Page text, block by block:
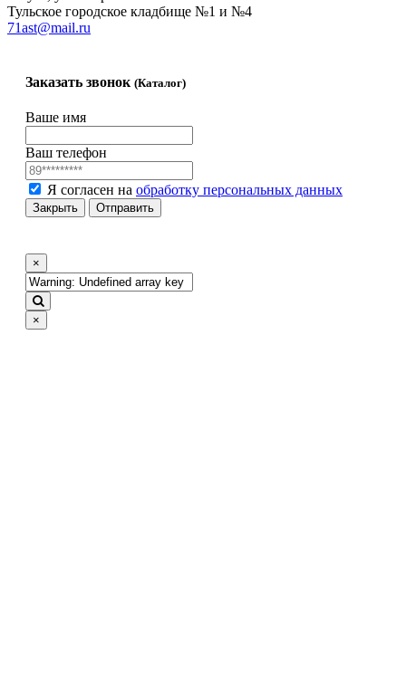
Тульское городское кладбище №1 и №4
71ast@mail.ru
Заказать звонок (Каталог)
Ваше имя
Ваш телефон
Я согласен на обработку персональных данных
Закрыть Отправить
×
×